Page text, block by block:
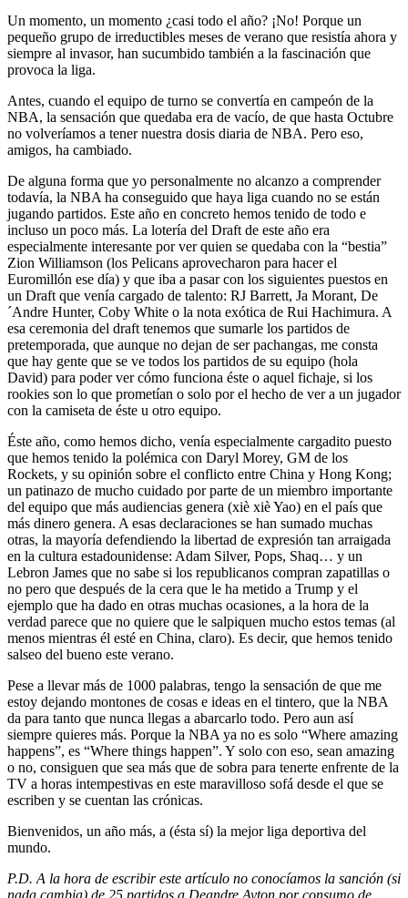
Un momento, un momento ¿casi todo el año? ¡No! Porque un
pequeño grupo de irreductibles meses de verano que resistía ahora y
siempre al invasor, han sucumbido también a la fascinación que
provoca la liga.
Antes, cuando el equipo de turno se convertía en campeón de la
NBA, la sensación que quedaba era de vacío, de que hasta Octubre
no volveríamos a tener nuestra dosis diaria de NBA. Pero eso,
amigos, ha cambiado.
De alguna forma que yo personalmente no alcanzo a comprender
todavía, la NBA ha conseguido que haya liga cuando no se están
jugando partidos. Este año en concreto hemos tenido de todo e
incluso un poco más. La lotería del Draft de este año era
especialmente interesante por ver quien se quedaba con la “bestia”
Zion Williamson (los Pelicans aprovecharon para hacer el
Euromillón ese día) y que iba a pasar con los siguientes puestos en
un Draft que venía cargado de talento: RJ Barrett, Ja Morant, De
´Andre Hunter, Coby White o la nota exótica de Rui Hachimura. A
esa ceremonia del draft tenemos que sumarle los partidos de
pretemporada, que aunque no dejan de ser pachangas, me consta
que hay gente que se ve todos los partidos de su equipo (hola
David) para poder ver cómo funciona éste o aquel fichaje, si los
rookies son lo que prometían o solo por el hecho de ver a un jugador
con la camiseta de éste u otro equipo.
Éste año, como hemos dicho, venía especialmente cargadito puesto
que hemos tenido la polémica con Daryl Morey, GM de los
Rockets, y su opinión sobre el conflicto entre China y Hong Kong;
un patinazo de mucho cuidado por parte de un miembro importante
del equipo que más audiencias genera (xiè xiè Yao) en el país que
más dinero genera. A esas declaraciones se han sumado muchas
otras, la mayoría defendiendo la libertad de expresión tan arraigada
en la cultura estadounidense: Adam Silver, Pops, Shaq… y un
Lebron James que no sabe si los republicanos compran zapatillas o
no pero que después de la cera que le ha metido a Trump y el
ejemplo que ha dado en otras muchas ocasiones, a la hora de la
verdad parece que no quiere que le salpiquen mucho estos temas (al
menos mientras él esté en China, claro). Es decir, que hemos tenido
salseo del bueno este verano.
Pese a llevar más de 1000 palabras, tengo la sensación de que me
estoy dejando montones de cosas e ideas en el tintero, que la NBA
da para tanto que nunca llegas a abarcarlo todo. Pero aun así
siempre quieres más. Porque la NBA ya no es solo “Where amazing
happens”, es “Where things happen”. Y solo con eso, sean amazing
o no, consiguen que sea más que de sobra para tenerte enfrente de la
TV a horas intempestivas en este maravilloso sofá desde el que se
escriben y se cuentan las crónicas.
Bienvenidos, un año más, a (ésta sí) la mejor liga deportiva del
mundo.
P.D. A la hora de escribir este artículo no conocíamos la sanción (si
nada cambia) de 25 partidos a Deandre Ayton por consumo de